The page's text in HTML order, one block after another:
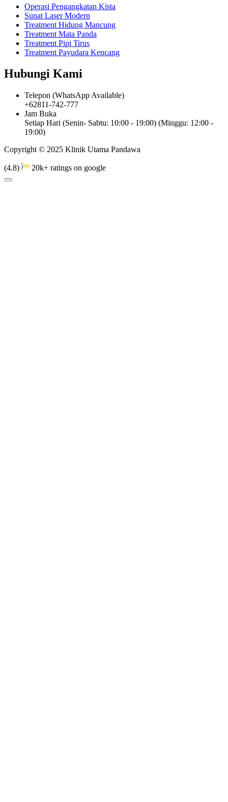
Operasi Pengangkatan Kista
Sunat Laser Modern
Treatment Hidung Mancung
Treatment Mata Panda
Treatment Pipi Tirus
Treatment Payudara Kencang
Hubungi Kami
Telepon (WhatsApp Available)
+62811-742-777
Jam Buka
Setiap Hari (Senin- Sabtu: 10:00 - 19:00) (Minggu: 12:00 -
19:00)
Copyright © 2025 Klinik Utama Pandawa
(4.8) 20k+ ratings on google